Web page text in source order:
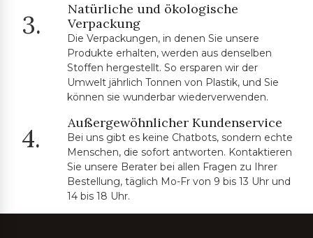
3.
Natürliche und ökologische
Verpackung
Die Verpackungen, in denen Sie unsere
Produkte erhalten, werden aus denselben
Stoffen hergestellt. So ersparen wir der
Umwelt jährlich Tonnen von Plastik, und Sie
können sie wunderbar wiederverwenden.
4.
Außergewöhnlicher Kundenservice
Bei uns gibt es keine Chatbots, sondern echte
Menschen, die sofort antworten. Kontaktieren
Sie unsere Berater bei allen Fragen zu Ihrer
Bestellung, täglich Mo-Fr von 9 bis 13 Uhr und
14 bis 18 Uhr.